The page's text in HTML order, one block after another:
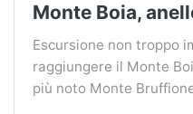
Monte Boia,
Escursione non troppo
raggiungere il Monte
più noto Monte